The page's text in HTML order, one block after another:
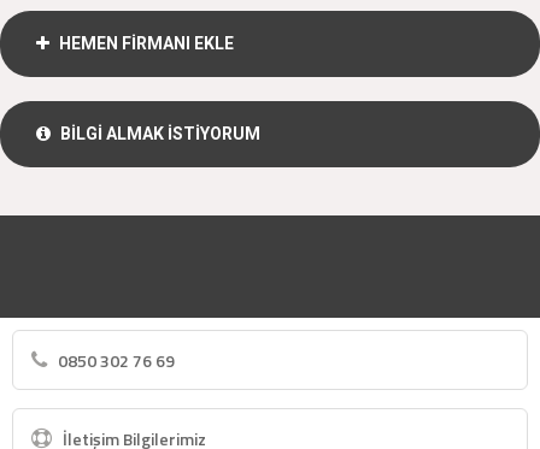
HEMEN FİRMANI EKLE
BİLGİ ALMAK İSTİYORUM
0850 302 76 69
İletişim Bilgilerimiz